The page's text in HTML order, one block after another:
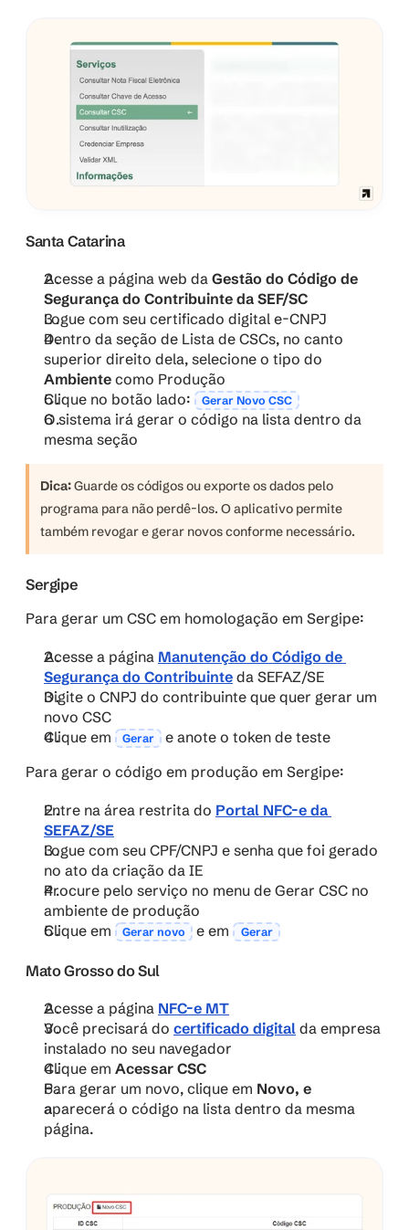
Santa Catarina
Acesse a página web da Gestão do Código de
Segurança do Contribuinte da SEF/SC
Logue com seu certificado digital e-CNPJ
Dentro da seção de Lista de CSCs, no canto
Ambiente como Produção
Clique no botão lado:
Gerar Novo CSC
O sistema irá gerar o código na lista dentro da
mesma seção
Dica: Guarde os códigos ou exporte os dados pelo
programa para não perdê-los. O aplicativo permite
também revogar e gerar novos conforme necessário.
Sergipe
Para gerar um CSC em homologação em Sergipe:
Acesse a página Manutenção do Código de
Segurança do Contribuinte da SEFAZ/SE
Digite o CNPJ do contribuinte que quer gerar um
novo CSC
Clique em
Gerar
e anote o token de teste
Para gerar o código em produção em Sergipe:
Entre na área restrita do Portal NFC-e da
SEFAZ/SE
Logue com seu CPF/CNPJ e senha que foi gerado
no ato da criação da IE
Procure pelo serviço no menu de Gerar CSC no
ambiente de produção
Clique em
Gerar novo e em Gerar
Mato Grosso do Sul
Acesse a página NFC-e MT
Você precisará do certificado digital da empresa
instalado no seu navegador
Clique em Acessar CSC
Para gerar um novo, clique em Novo, e
aparecerá o código na lista dentro da mesma
página.